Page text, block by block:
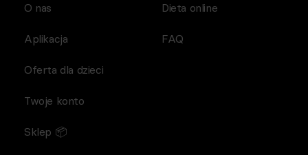
O nas
Aplikacja
Dieta online
FAQ
Oferta dla dzieci
Twoje konto
Sklep 📦